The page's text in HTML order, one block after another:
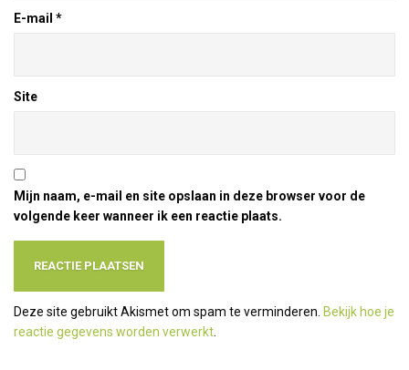
E-mail *
Site
Mijn naam, e-mail en site opslaan in deze browser voor de
volgende keer wanneer ik een reactie plaats.
Deze site gebruikt Akismet om spam te verminderen. Bekijk hoe je
reactie gegevens worden verwerkt